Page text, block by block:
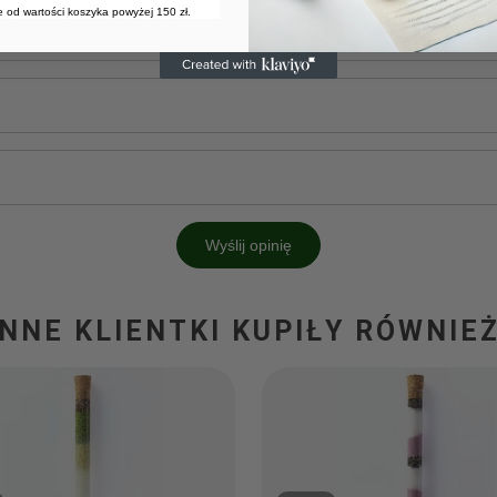
zdjęcie produktu:
Wyślij opinię
KLIENTKI KUPIŁY
od wartości koszyka powyżej 150 zł.